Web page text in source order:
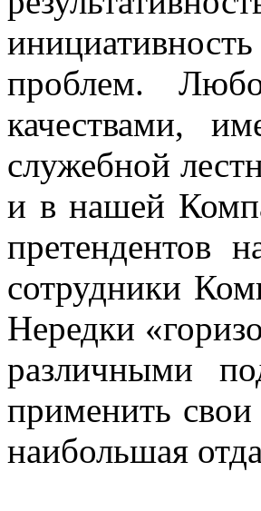
проблем.
качествами,
служебной
и в нашей
претендентов
сотрудники
Нередки
различными
применить свои
наибольшая